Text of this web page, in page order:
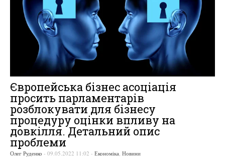
Європейська бізнес асоціація
просить парламентарів
розблокувати для бізнесу
процедуру оцінки впливу на
довкілля. Детальний опис
проблеми
Олег Руденко - 09.05.2022 11:02 - Економіка, Новини